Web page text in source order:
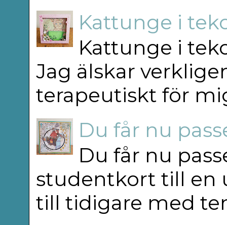
Kattunge i
Kattunge i
Jag älskar
terapeutiskt för
Du får nu
Du får nu
studentkort till en
till tidigare med